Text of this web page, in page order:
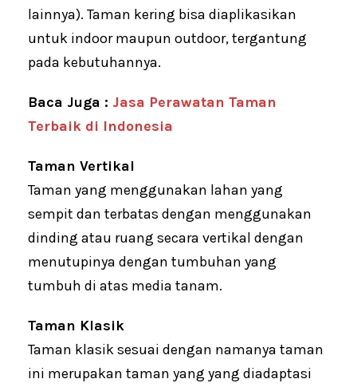
lainnya). Taman kering bisa diaplikasikan
untuk indoor maupun outdoor, tergantung
pada kebutuhannya.
Baca Juga : Jasa Perawatan Taman
Terbaik di Indonesia
Taman Vertikal
Taman yang menggunakan lahan yang
sempit dan terbatas dengan menggunakan
dinding atau ruang secara vertikal dengan
menutupinya dengan tumbuhan yang
tumbuh di atas media tanam.
Taman Klasik
Taman klasik sesuai dengan namanya taman
ini merupakan taman yang yang diadaptasi